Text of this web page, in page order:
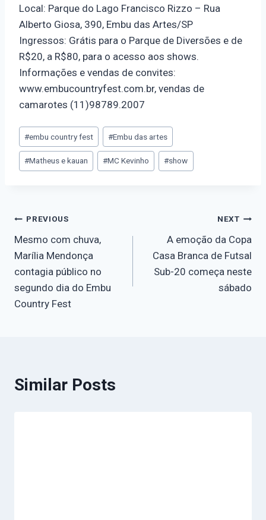
Local: Parque do Lago Francisco Rizzo – Rua
Alberto Giosa, 390, Embu das Artes/SP
Ingressos: Grátis para o Parque de Diversões e de
R$20, a R$80, para o acesso aos shows.
Informações e vendas de convites:
www.embucountryfest.com.br, vendas de
camarotes (11)98789.2007
#embu country fest #Embu das artes
#Matheus e kauan #MC Kevinho #show
PREVIOUS
Mesmo com chuva,
Marília Mendonça
contagia público no
segundo dia do Embu
Country Fest
NEXT
A emoção da Copa
Casa Branca de Futsal
Sub-20 começa neste
sábado
Similar Posts